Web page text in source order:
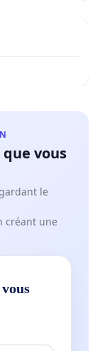
vous
le
créant une